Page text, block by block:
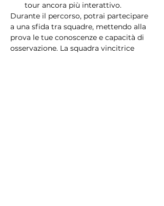
tour ancora più interattivo.
Durante il percorso, potrai partecipare
a una sfida tra squadre, mettendo alla
prova le tue conoscenze e capacità di
osservazione. La squadra vincitrice